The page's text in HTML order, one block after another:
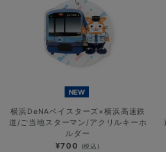
NEW
横浜DeNAベイスターズ×横浜高速鉄
道/ご当地スターマン/アクリルキーホ
ルダー
¥700 (税込)